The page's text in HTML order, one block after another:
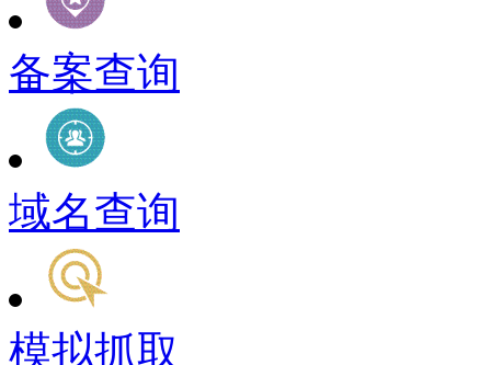
备案查询
域名查询
模拟抓取